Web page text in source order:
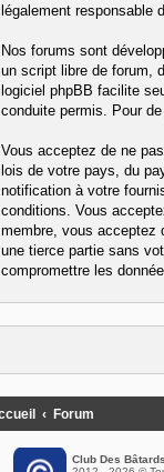
légalement responsable
Nos forums sont
un script libre de forum,
logiciel phpBB facilite
conduite permis. Pour
Vous acceptez de ne
lois de votre pays, du
notification à votre
conditions. Vous
membre, vous acceptez
une tierce partie sans
compromettre les
Forum
Club Des Bâtards